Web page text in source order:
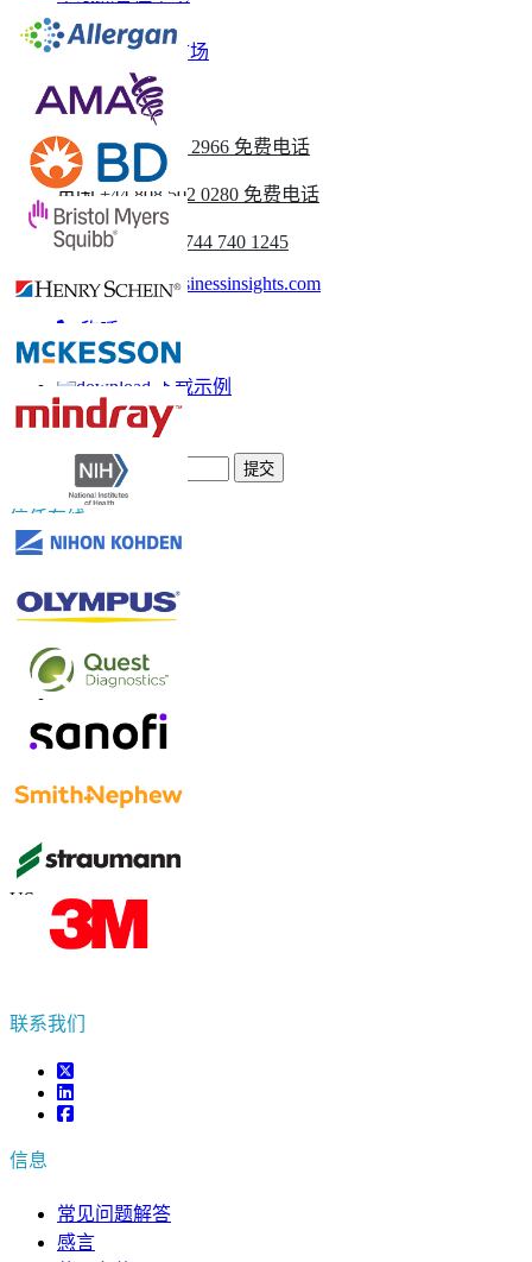
眼科设备市场
眼科疾病治疗市场
请与我们联系
美国+1 833 909 2966 免费电话
英国 +44 808 502 0280 免费电话
(亚太地区) +91 744 740 1245
sales@fortunebusinessinsights.com
称呼
电子邮件
下载示例
订阅新闻通讯
提交
信任在线
联系我们
US
+1 833 909 2966 ( Toll Free )
+44 808 502 0280 (Toll Free )
APAC+91 744 740 1245
联系我们
信息
常见问题解答
感言